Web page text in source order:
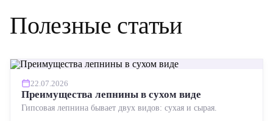
Полезные статьи
22.07.2026
Преимущества лепнины в сухом виде
Гипсовая лепнина бывает двух видов: сухая и сырая.